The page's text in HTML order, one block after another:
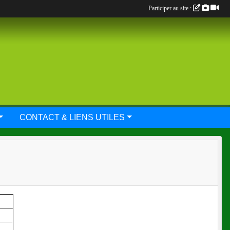
CONTACT & LIENS UTILES
Participer au site :